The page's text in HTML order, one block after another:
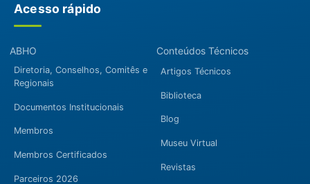
Acesso rápido
ABHO
Diretoria, Conselhos, Comitês e
Regionais
Documentos Institucionais
Membros
Membros Certificados
Parceiros 2026
Conteúdos Técnicos
Artigos Técnicos
Biblioteca
Blog
Museu Virtual
Revistas